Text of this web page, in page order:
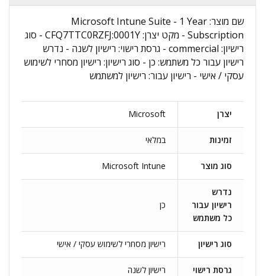
שם מוצר: Microsoft Intune Suite - 1 Year
Subscription - מקט יצרן: CFQ7TTC0RZFJ:0001Y - סוג
רישיון: commercial - גרסת רישוי: רישיון לשנה - נדרש
רישיון עבור כל משתמש: כן - סוג רישיון: רישיון מסחרי לשימוש
עסקי / אישי - רישיון עבור: רישיון למשתמש
יצרן Microsoft
זמינות במלאי
סוג מוצר Microsoft Intune
נדרש
רישיון עבור
כל משתמש
כן
סוג רישיון רישיון מסחרי לשימוש עסקי / אישי
גרסת רישוי רישיון לשנה